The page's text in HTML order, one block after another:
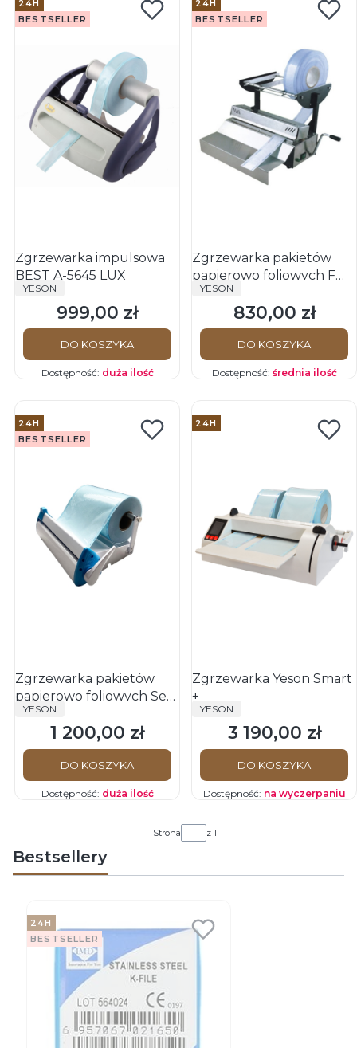
24H
BESTSELLER
Zgrzewarka impulsowa
BEST A-5645 LUX
PRODUCENT
YESON
Cena
999,00 zł
DO KOSZYKA
Dostępność: duża ilość
24H
BESTSELLER
Zgrzewarka pakietów
papierowo foliowych F
-300
PRODUCENT
YESON
Cena
830,00 zł
DO KOSZYKA
Dostępność: średnia ilość
24H
BESTSELLER
Zgrzewarka pakietów
papierowo foliowych Seal
320
PRODUCENT
YESON
Cena
1 200,00 zł
DO KOSZYKA
Dostępność: duża ilość
24H
Zgrzewarka Yeson Smart
+
PRODUCENT
YESON
Cena
3 190,00 zł
DO KOSZYKA
Dostępność: na wyczerpaniu
Strona z 1
Bestsellery
24H
BESTSELLER